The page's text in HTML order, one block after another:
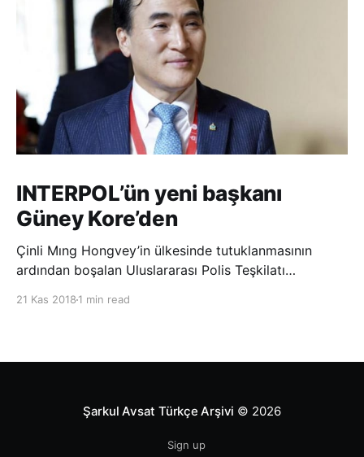
INTERPOL’ün yeni başkanı
Güney Kore’den
Çinli Mıng Hongvey’in ülkesinde tutuklanmasının
ardından boşalan Uluslararası Polis Teşkilatı
21 Kas 2018 1 min read
Şarkul Avsat Türkçe Arşivi © 2026
Sign up